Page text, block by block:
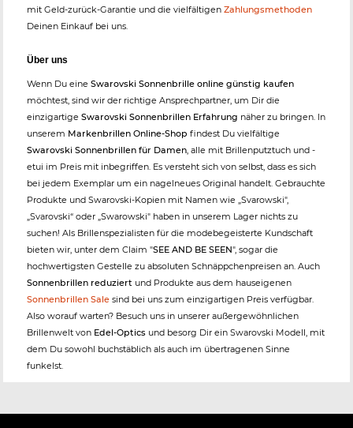
mit Geld-zurück-Garantie und die vielfältigen Zahlungsmethoden
Deinen Einkauf bei uns.
Über uns
Wenn Du eine Swarovski Sonnenbrille online günstig kaufen
möchtest, sind wir der richtige Ansprechpartner, um Dir die
einzigartige Swarovski Sonnenbrillen Erfahrung näher zu bringen. In
unserem Markenbrillen Online-Shop findest Du vielfältige
Swarovski Sonnenbrillen für Damen, alle mit Brillenputztuch und -
etui im Preis mit inbegriffen. Es versteht sich von selbst, dass es sich
bei jedem Exemplar um ein nagelneues Original handelt. Gebrauchte
Produkte und Swarovski-Kopien mit Namen wie „Svarowski",
„Svarovski“ oder „Swarowski" haben in unserem Lager nichts zu
suchen! Als Brillenspezialisten für die modebegeisterte Kundschaft
bieten wir, unter dem Claim "SEE AND BE SEEN", sogar die
hochwertigsten Gestelle zu absoluten Schnäppchenpreisen an. Auch
Sonnenbrillen reduziert und Produkte aus dem hauseigenen
Sonnenbrillen Sale sind bei uns zum einzigartigen Preis verfügbar.
Also worauf warten? Besuch uns in unserer außergewöhnlichen
Brillenwelt von Edel-Optics und besorg Dir ein Swarovski Modell, mit
dem Du sowohl buchstäblich als auch im übertragenen Sinne
funkelst.